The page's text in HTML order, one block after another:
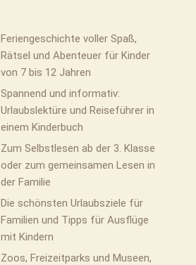
Feriengeschichte voller Spaß,
Rätsel und Abenteuer für Kinder
von 7 bis 12 Jahren
Spannend und informativ:
Urlaubslektüre und Reiseführer in
einem Kinderbuch
Zum Selbstlesen ab der 3. Klasse
oder zum gemeinsamen Lesen in
der Familie
Die schönsten Urlaubsziele für
Familien und Tipps für Ausflüge
mit Kindern
Zoos, Freizeitparks und Museen,